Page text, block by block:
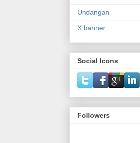
Undangan
X banner
Social Icons
Followers